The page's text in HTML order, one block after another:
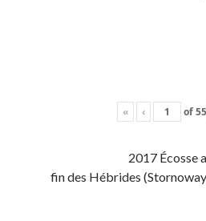
« ‹ of55
2017 Écosse
fin des Hébrides